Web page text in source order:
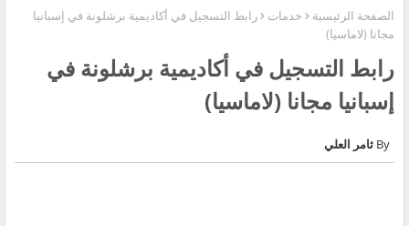
الصفحة الرئيسية خدمات
رابط التسجيل في أكاديمية برشلونة في إسبانيا
مجانا (لاماسيا)
رابط التسجيل في أكاديمية برشلونة في
إسبانيا مجانا (لاماسيا)
ثامر العلي